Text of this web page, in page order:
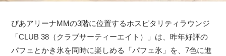
ぴあアリーナMMの3階に位置するホスピタリティラウンジ
「CLUB 38（クラブサーティーエイト）」は、昨年好評の
パフェとかき氷を同時に楽しめる「パフェ氷」を、7色に進